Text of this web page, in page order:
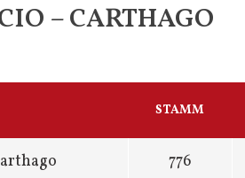
– CARTHAGO
STAMM
776